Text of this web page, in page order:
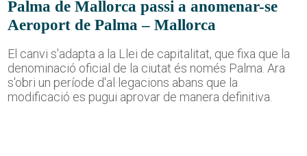
Palma de Mallorca passi a anomenar-se
Aeroport de Palma – Mallorca
El canvi s'adapta a la Llei de capitalitat, que fixa que la
denominació oficial de la ciutat és només Palma. Ara
s'obri un període d'al·legacions abans que la
modificació es pugui aprovar de manera definitiva.